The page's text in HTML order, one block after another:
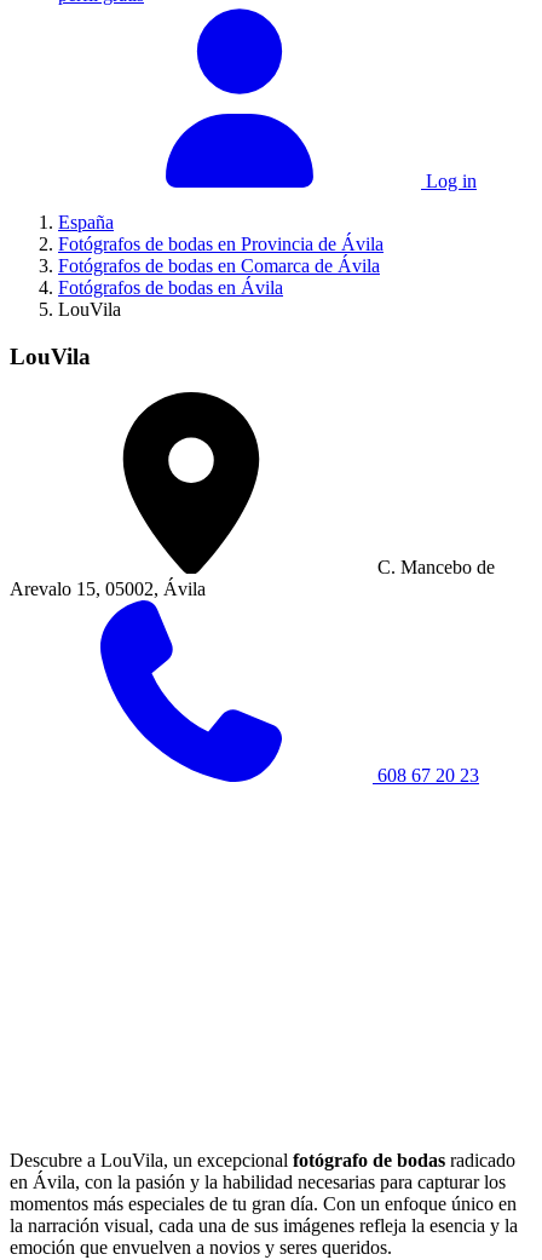
Log in
España
Fotógrafos de bodas en Provincia de Ávila
Fotógrafos de bodas en Comarca de Ávila
Fotógrafos de bodas en Ávila
LouVila
LouVila
C. Mancebo de
Arevalo 15, 05002, Ávila
608 67 20 23
Descubre a LouVila, un excepcional fotógrafo de bodas radicado
en Ávila, con la pasión y la habilidad necesarias para capturar los
momentos más especiales de tu gran día. Con un enfoque único en
la narración visual, cada una de sus imágenes refleja la esencia y la
emoción que envuelven a novios y seres queridos.